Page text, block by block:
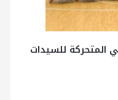
المتحركة للسيدات